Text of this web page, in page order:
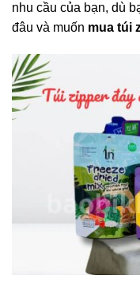
nhu cầu của bạn, dù
đâu và muốn mua túi